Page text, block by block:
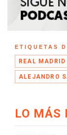
ETIQUETAS
REAL MADRID
ALEJANDRO
LO MÁS